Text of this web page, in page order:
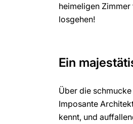
heimeligen
losgehen!
Ein
Über die
Imposante
kennt, und